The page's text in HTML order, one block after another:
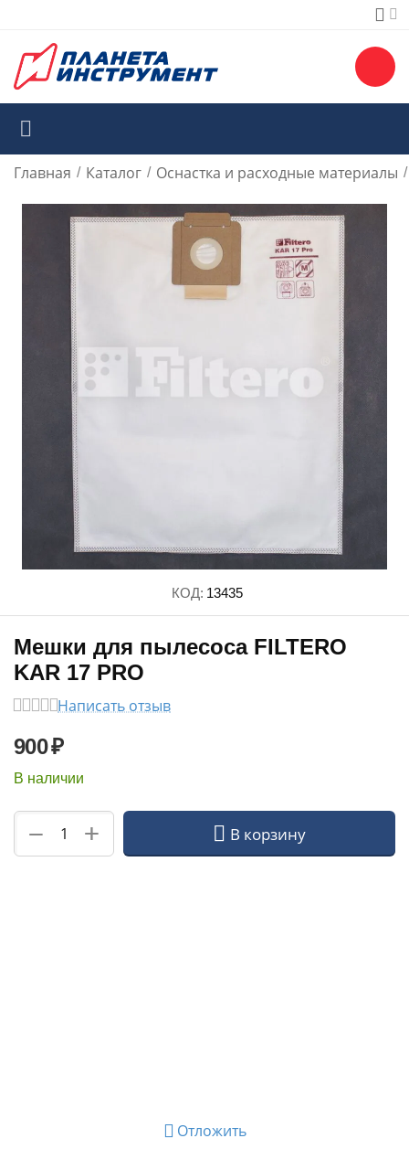
Главная / Каталог / Оснастка и расходные материалы /
КОД: 13435
Мешки для пылесоса FILTERO
KAR 17 PRO
Написать отзыв
900₽
В наличии
+
− В корзину
Отложить